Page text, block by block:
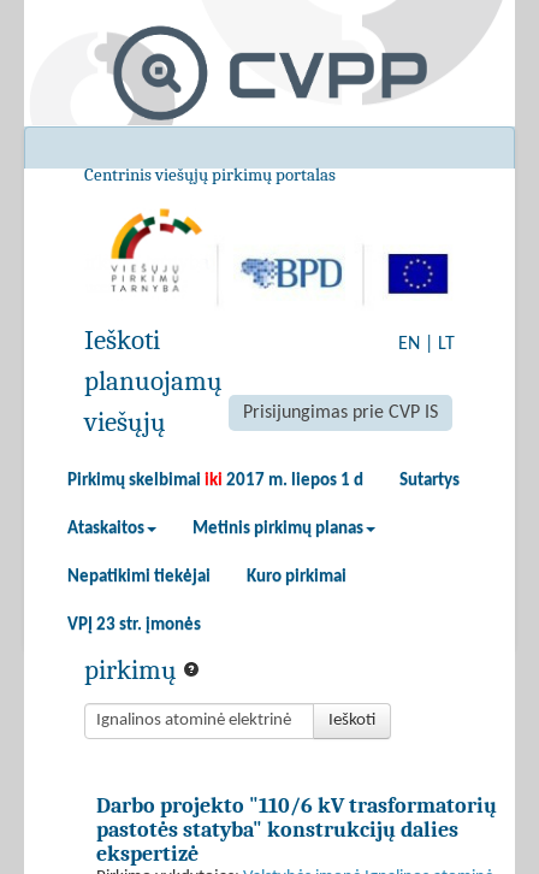
Centrinis viešųjų pirkimų portalas
EN LT
Prisijungimas prie CVP IS
Pirkimų skelbimai iki 2017 m. liepos 1 d Sutartys
Ataskaitos Metinis pirkimų planas
Nepatikimi tiekėjai Kuro pirkimai
VPĮ 23 str. įmonės
Ieškoti
planuojamų
viešųjų
pirkimų
Ieškoti
Darbo projekto "110/6 kV trasformatorių
pastotės statyba" konstrukcijų dalies
ekspertizė